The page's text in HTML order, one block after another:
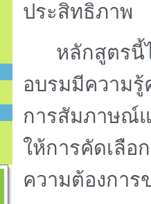
ประสิทธิภาพ
หลักสูตรนี้
อบรมมีความรู้
การสัมภาษณ์
ให้การคัดเลื
ความต้องการ